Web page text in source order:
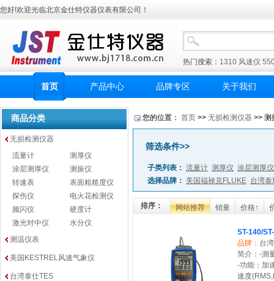
您好!欢迎光临北京金仕特仪器仪表有限公司！
热门搜索： 1310 风速仪
首页 产品中心 品牌专区 关于我们
商品分类
无损检测仪器
流量计
测厚仪
涂层测厚仪
测振仪
转速表
表面粗糙度仪
探伤仪
电火花检测仪
频闪仪
硬度计
激光对中仪
水分仪
测温仪表
美国KESTREL风速气象仪
台湾泰仕TES
您的位置： 首页 >> 无损检测仪器 >> 测
筛选条件>>
子类列表： 流量计 测厚仪 涂层测厚仪
选择品牌： 美国福禄克FLUKE 台湾
排序： 网站推荐 销量 价格↑
ST-140/
品牌： 台
简介：-測
-功能：加
速度